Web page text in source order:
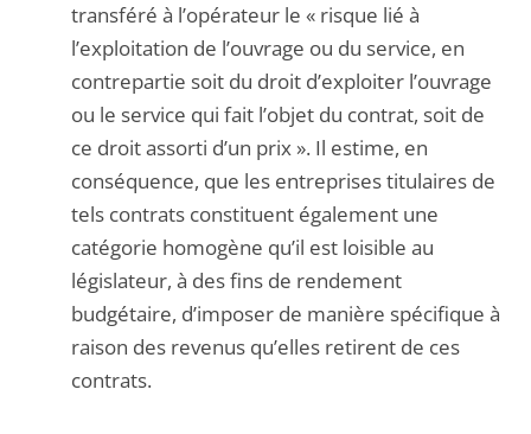
transféré à l’opérateur le « risque lié à
l’exploitation de l’ouvrage ou du service, en
contrepartie soit du droit d’exploiter l’ouvrage
ou le service qui fait l’objet du contrat, soit de
ce droit assorti d’un prix ». Il estime, en
conséquence, que les entreprises titulaires de
tels contrats constituent également une
catégorie homogène qu’il est loisible au
législateur, à des fins de rendement
budgétaire, d’imposer de manière spécifique à
raison des revenus qu’elles retirent de ces
contrats.